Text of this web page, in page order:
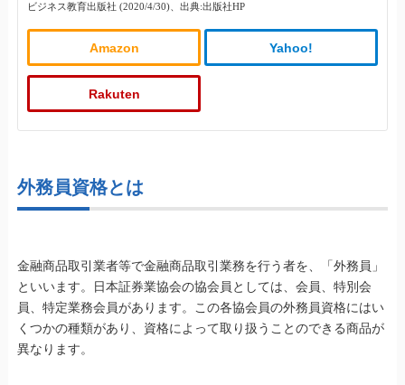
ビジネス教育出版社 (2020/4/30)、出典:出版社HP
Amazon Yahoo!
Rakuten
外務員資格とは
金融商品取引業者等で金融商品取引業務を行う者を、「外務員」
といいます。日本証券業協会の協会員としては、会員、特別会
員、特定業務会員があります。この各協会員の外務員資格にはい
くつかの種類があり、資格によって取り扱うことのできる商品が
異なります。